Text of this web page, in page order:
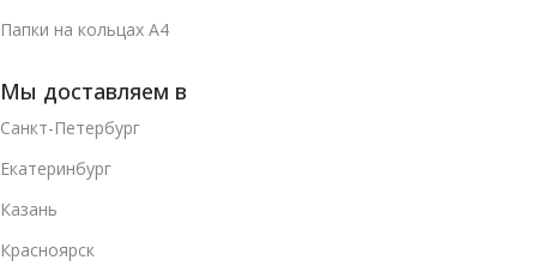
Папки на кольцах А4
Мы доставляем в
Санкт-Петербург
Екатеринбург
Казань
Красноярск